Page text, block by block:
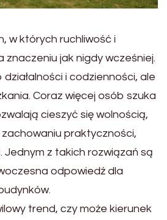
w których ruchliwość i
znaczeniu jak nigdy wcześniej.
i codzienności, ale
Coraz więcej osób szuka
cieszyć się wolnością,
praktyczności,
Jednym z takich rozwiązań są
odpowiedź dla
trend, czy może kierunek